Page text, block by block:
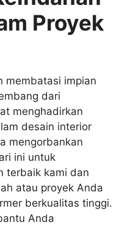
Proyek
membatasi impian
dari
menghadirkan
desain interior
mengorbankan
ini untuk
terbaik kami dan
atau proyek Anda
berkualitas tinggi.
Anda